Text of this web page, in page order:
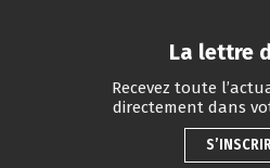
La lettre
Recevez toute
directement dans